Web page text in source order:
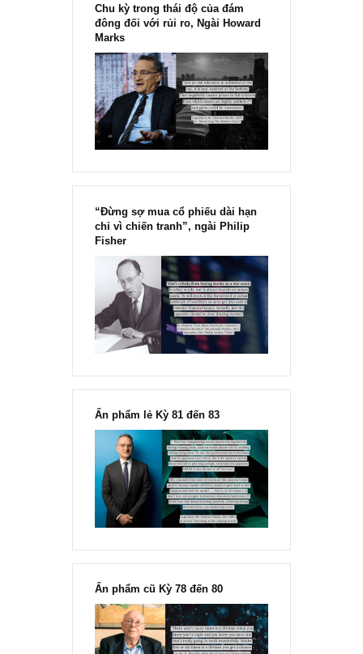
Chu kỳ trong thái độ của đám
Marks
chỉ vì chiến tranh”, ngài Philip
Ấn phẩm lẻ Kỳ 81 đến 83